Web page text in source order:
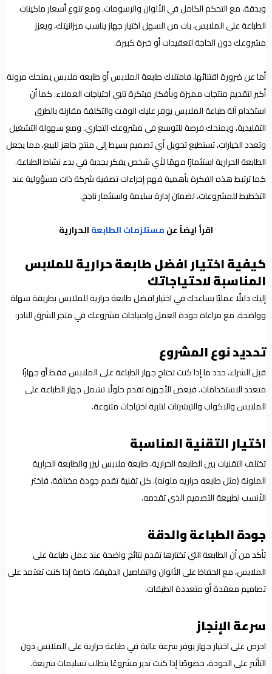
وبدقة، مع التحكم الكامل في الألوان والرسومات. ومع تنوع أسعار ماكينات
الطباعة على الملابس، بات من السهل اختيار جهاز يناسب ميزانيتك، ويعزز
مشروعك دون الحاجة لتعقيدات أو خبرة كبيرة.
أما عن ضرورة اقتنائها، فامتلاك طابعة الملابس أو طابعه ملابس يمنحك مرونة
أكبر لتقديم منتجات مميزة وبأفكار مبتكرة تلبي احتياجات العملاء. كما أن
استخدام آلة طباعة الملابس يوفر عليك الوقت والتكلفة مقارنة بالطرق
التقليدية، ويمنحك فرصة للتوسع في مشروعك التجاري. ومع سهولة التشغيل
وتعدد الخيارات، تستطيع تحويل أي تصميم بسيط إلى منتج جاهز للبيع، مما يجعل
الطابعة الحرارية استثمارًا مهمًا لأي شخص يفكر بجدية في بدء نشاط الطباعة.
كما ترتبط هذه الفكرة بأهمية فهم إجراءات تصفية شركة ذات مسؤولية عند
التخطيط للمشروعات، لضمان إدارة سليمة واستثمار ناجح.
اقرأ ايضاً عنمستلزمات الطابعةالحرارية
كيفية اختيار افضل طابعة حرارية للملابس
المناسبة لاحتياجاتك
إليك دليلًا عمليًا يساعدك في اختيار افضل طابعة حرارية للملابس بطريقة سهلة
وواضحة، مع مراعاة جودة العمل واحتياجات مشروعك في متجر الشرق النادر:
تحديد نوع المشروع
قبل الشراء، حدد ما إذا كنت تحتاج جهاز الطباعة على الملابس فقط أو جهازًا
متعدد الاستخدامات. فبعض الأجهزة تقدم حلولًا تشمل جهاز الطباعة على
الملابس والاكواب والتيشرتات لتلبية احتياجات متنوعة.
اختيار التقنية المناسبة
تختلف التقنيات بين الطابعة الحرارية، طابعة ملابس ليزر والطابعة الحرارية
الملونة (مثل طابعه حراريه ملونه). كل تقنية تقدم جودة مختلفة، فاختر
الأنسب لطبيعة التصميم الذي تقدمه.
جودة الطباعة والدقة
تأكد من أن الطابعة التي تختارها تقدم نتائج واضحة عند عمل طباعة على
الملابس، مع الحفاظ على الألوان والتفاصيل الدقيقة، خاصة إذا كنت تعتمد على
تصاميم معقدة أو متعددة الطبقات.
سرعة الإنجاز
احرص على اختيار جهاز يوفر سرعة عالية في طباعة حرارية على الملابس دون
التأثير على الجودة، خصوصًا إذا كنت تدير مشروعًا يتطلب تسليمات سريعة.